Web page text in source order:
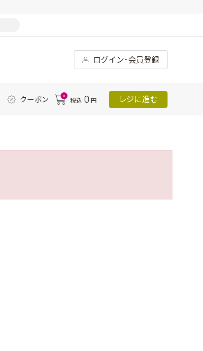
ログイン･会員登録
クーポン 0
税込 0 円 レジに進む